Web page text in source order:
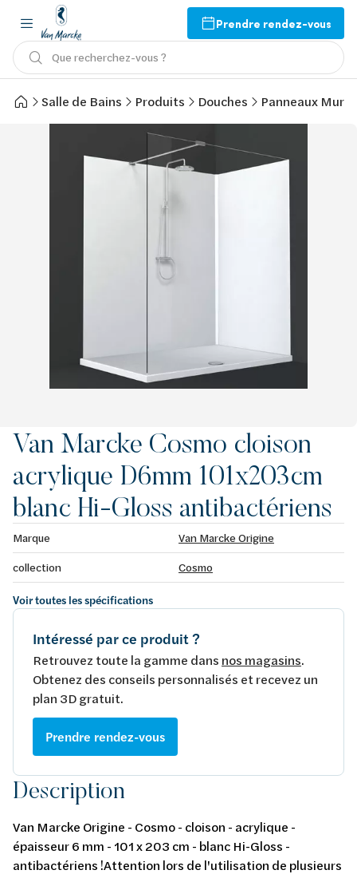
Prendre rendez-vous
Que recherchez-vous ?
Salle de Bains Produits Douches Panneaux
Van Marcke Cosmo cloison
acrylique D6mm 101x203cm
blanc Hi-Gloss antibactériens
Marque
Van Marcke Origine
collection
Cosmo
Voir toutes les spécifications
Intéressé par ce produit ?
Retrouvez toute la gamme dans nos magasins.
Obtenez des conseils personnalisés et recevez un
plan 3D gratuit.
Prendre rendez-vous
Description
Van Marcke Origine - Cosmo - cloison - acrylique -
épaisseur 6 mm - 101 x 203 cm - blanc Hi-Gloss -
antibactériens !Attention lors de l'utilisation de plusieurs